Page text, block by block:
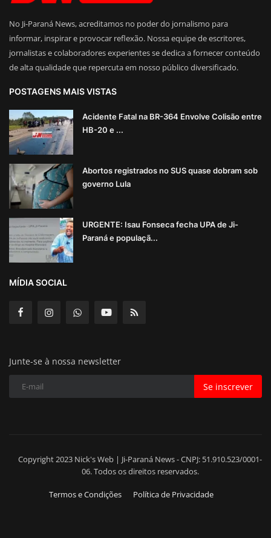
No Ji-Paraná News, acreditamos no poder do jornalismo para
informar, inspirar e provocar reflexão. Nossa equipe de escritores,
jornalistas e colaboradores experientes se dedica a fornecer conteúdo
de alta qualidade que repercuta em nosso público diversificado.
POSTAGENS MAIS VISTAS
Acidente Fatal na BR-364 Envolve Colisão entre
HB-20 e ...
Abortos registrados no SUS quase dobram sob
governo Lula
URGENTE: Isau Fonseca fecha UPA de Ji-
Paraná e populaçã...
MÍDIA SOCIAL
Junte-se à nossa newsletter
Se inscrever
Copyright 2023 Nick's Web | Ji-Paraná News - CNPJ: 51.910.523/0001-
06. Todos os direitos reservados.
Termos e Condições Política de Privacidade